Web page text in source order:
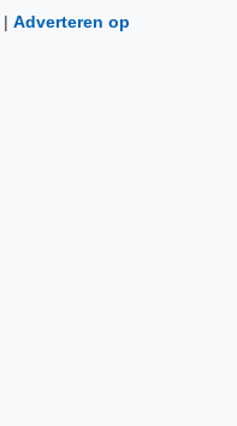
| Adverteren op